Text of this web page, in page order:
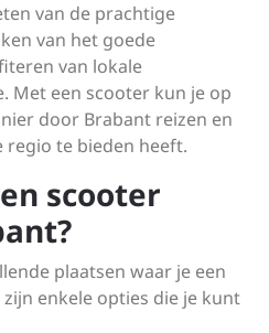
van de prachtige
van het goede
van lokale
Met een scooter kun je op
door Brabant reizen en
regio te bieden heeft.
scooter
plaatsen waar je een
enkele opties die je kunt